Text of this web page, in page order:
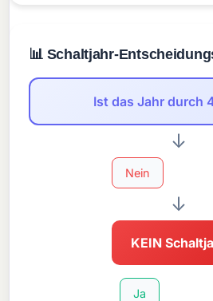
📊 Schaltjahr-
Ist das Jahr durch
↓
Nein
↓
KEIN
Ja